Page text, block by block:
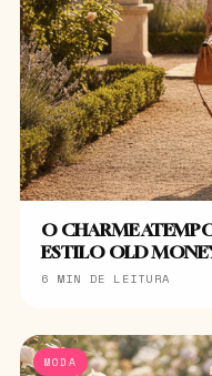
O CHARME
ESTILO OLD
6 MIN DE LEITURA
MODA